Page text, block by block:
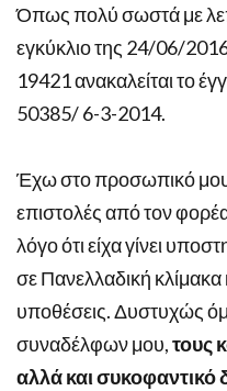
Όπως πολύ σωστά με
εγκύκλιο της 24/06/
19421 ανακαλείται το
50385/ 6-3-2014.
Έχω στο προσωπικό μου
επιστολές από τον
λόγο ότι είχα γίνει
σε Πανελλαδική κλίμακα
υποθέσεις. Δυστυχώς
συναδέλφων μου,τους
αλλά και συκοφαντικό